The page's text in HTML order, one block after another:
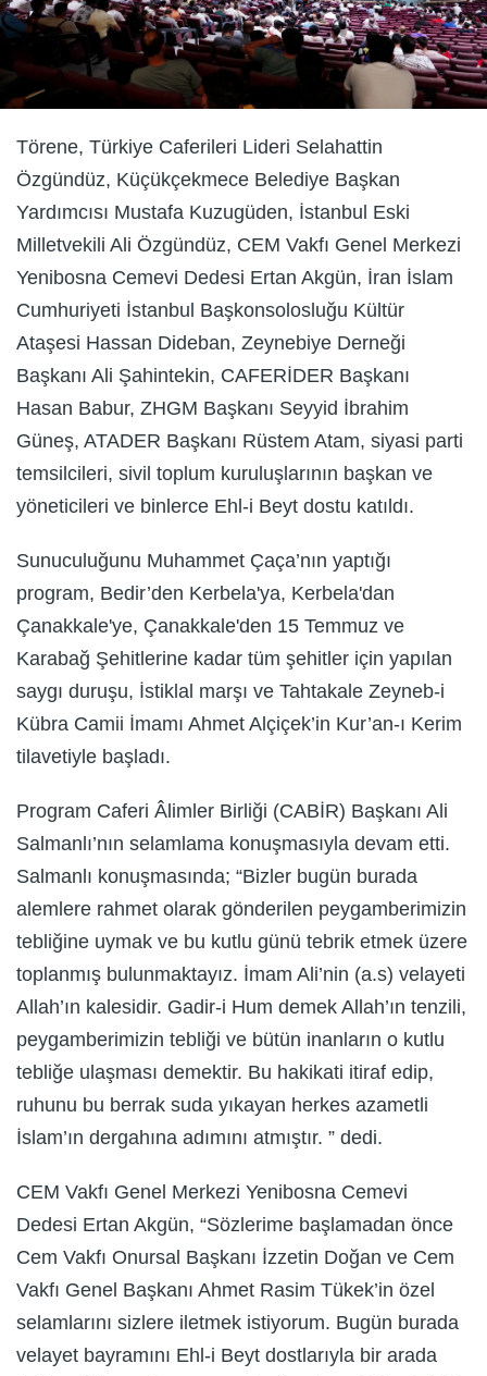
Törene, Türkiye Caferileri Lideri Selahattin
Özgündüz, Küçükçekmece Belediye Başkan
Yardımcısı Mustafa Kuzugüden, İstanbul Eski
Milletvekili Ali Özgündüz, CEM Vakfı Genel Merkezi
Yenibosna Cemevi Dedesi Ertan Akgün, İran İslam
Cumhuriyeti İstanbul Başkonsolosluğu Kültür
Ataşesi Hassan Dideban, Zeynebiye Derneği
Başkanı Ali Şahintekin, CAFERİDER Başkanı
Hasan Babur, ZHGM Başkanı Seyyid İbrahim
Güneş, ATADER Başkanı Rüstem Atam, siyasi parti
temsilcileri, sivil toplum kuruluşlarının başkan ve
yöneticileri ve binlerce Ehl-i Beyt dostu katıldı.
Sunuculuğunu Muhammet Çaça’nın yaptığı
program, Bedir’den Kerbela'ya, Kerbela'dan
Çanakkale'ye, Çanakkale'den 15 Temmuz ve
Karabağ Şehitlerine kadar tüm şehitler için yapılan
saygı duruşu, İstiklal marşı ve Tahtakale Zeyneb-i
Kübra Camii İmamı Ahmet Alçiçek’in Kur’an-ı Kerim
tilavetiyle başladı.
Program Caferi Âlimler Birliği (CABİR) Başkanı Ali
Salmanlı’nın selamlama konuşmasıyla devam etti.
Salmanlı konuşmasında; “Bizler bugün burada
alemlere rahmet olarak gönderilen peygamberimizin
tebliğine uymak ve bu kutlu günü tebrik etmek üzere
toplanmış bulunmaktayız. İmam Ali’nin (a.s) velayeti
Allah’ın kalesidir. Gadir-i Hum demek Allah’ın tenzili,
peygamberimizin tebliği ve bütün inanların o kutlu
tebliğe ulaşması demektir. Bu hakikati itiraf edip,
ruhunu bu berrak suda yıkayan herkes azametli
İslam’ın dergahına adımını atmıştır. ” dedi.
CEM Vakfı Genel Merkezi Yenibosna Cemevi
Dedesi Ertan Akgün, “Sözlerime başlamadan önce
Cem Vakfı Onursal Başkanı İzzetin Doğan ve Cem
Vakfı Genel Başkanı Ahmet Rasim Tükek’in özel
selamlarını sizlere iletmek istiyorum. Bugün burada
velayet bayramını Ehl-i Beyt dostlarıyla bir arada